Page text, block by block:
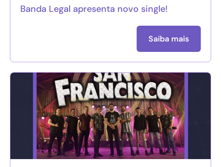
Banda Legal apresenta novo single!
Saiba mais